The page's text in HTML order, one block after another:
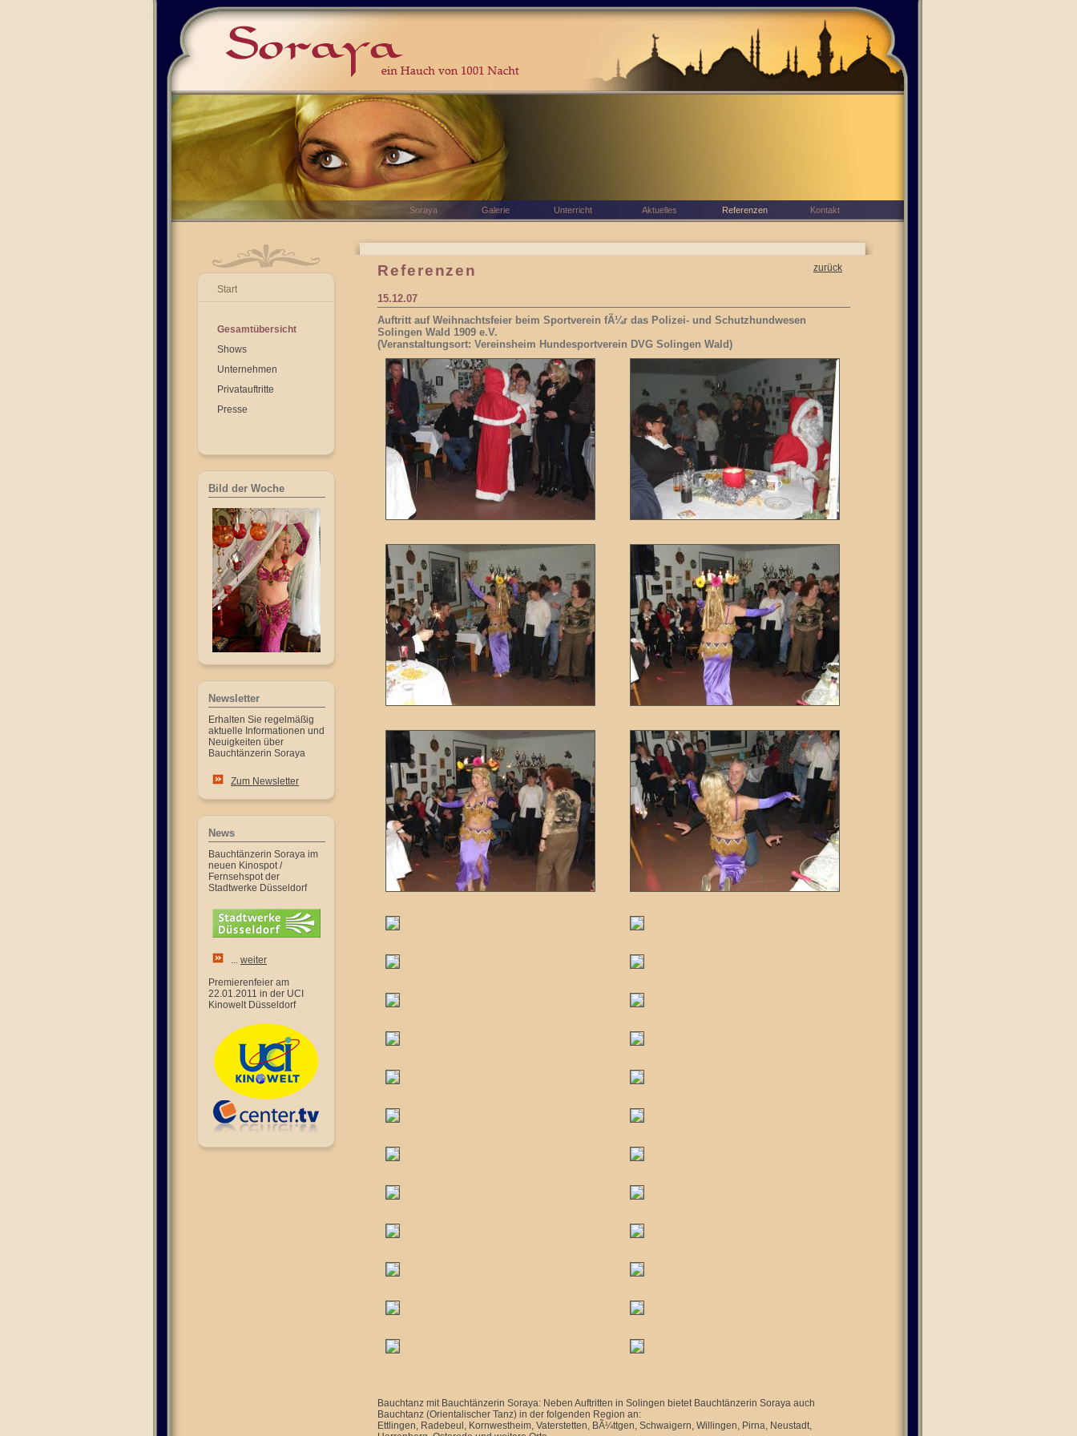
Start
Gesamtübersicht
Shows
Unternehmen
Privatauftritte
Presse
Bild der Woche
Newsletter
Erhalten Sie regelmäßig
aktuelle Informationen und
Neuigkeiten über
Bauchtänzerin Soraya
Zum Newsletter
News
Bauchtänzerin Soraya im
neuen Kinospot /
Fernsehspot der
Stadtwerke Düsseldorf
... weiter
Premierenfeier am
22.01.2011 in der UCI
Kinowelt Düsseldorf
Referenzen zurück
15.12.07
Auftritt auf Weihnachtsfeier beim Sportverein fÃ¼r das Polizei- und Schutzhundwesen
Solingen Wald 1909 e.V.
(Veranstaltungsort: Vereinsheim Hundesportverein DVG Solingen Wald)
Bauchtanz mit Bauchtänzerin Soraya: Neben Auftritten in Solingen bietet Bauchtänzerin Soraya auch
Bauchtanz (Orientalischer Tanz) in der folgenden Region an:
Ettlingen, Radebeul, Kornwestheim, Vaterstetten, BÃ¼ttgen, Schwaigern, Willingen, Pirna, Neustadt,
Soraya Galerie Unterricht Aktuelles Referenzen Kontakt